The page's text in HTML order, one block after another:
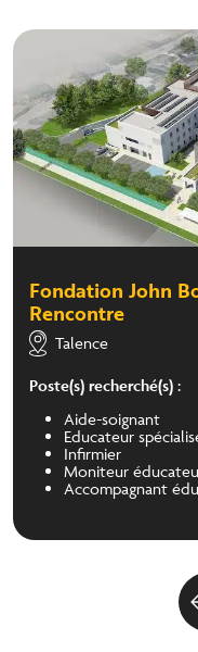
Fondation John
Rencontre
Talence
Poste(s) recherché(s) :
Aide-soignant
Educateur
Infirmier
Moniteur
Accompagnant